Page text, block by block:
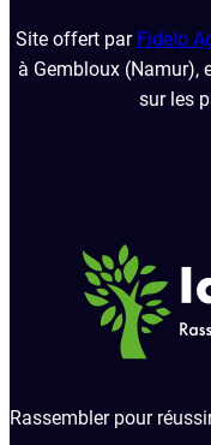
Site offert par Fidelo
à Gembloux (Namur),
sur les
Rassembler pour